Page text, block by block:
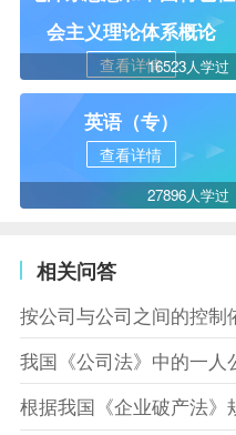
会主义理论体系概论
查看详情16523人学过
英语（专）
查看详情
27896人学过
相关问答
按公司与公司之间的控制
我国《公司法》中的一人
根据我国《企业破产法